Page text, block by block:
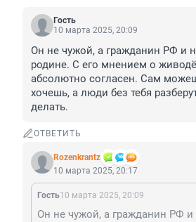
Гость
10 марта 2025, 20:09
Он не чужой, а гражданин РФ и
родине. С его мнением о
абсолютно согласен. Сам
хочешь, а люди без тебя
делать.
ОТВЕТИТЬ
Rozenkrantz
10 марта 2025, 20:17
Гость10 марта 2025, 20:09